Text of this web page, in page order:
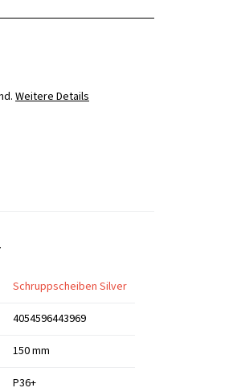
Weitere Details
Schruppscheiben Silver
4054596443969
150 mm
P36+